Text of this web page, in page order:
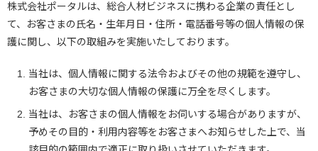
株式会社ポータルは、総合人材ビジネスに携わる企業の責任とし
て、お客さまの氏名・生年月日・住所・電話番号等の個人情報の保
護に関し、以下の取組みを実施いたしております。
当社は、個人情報に関する法令およびその他の規範を遵守し、
お客さまの大切な個人情報の保護に万全を尽くします。
当社は、お客さまの個人情報をお伺いする場合がありますが、
予めその目的・利用内容等をお客さまへお知らせした上で、当